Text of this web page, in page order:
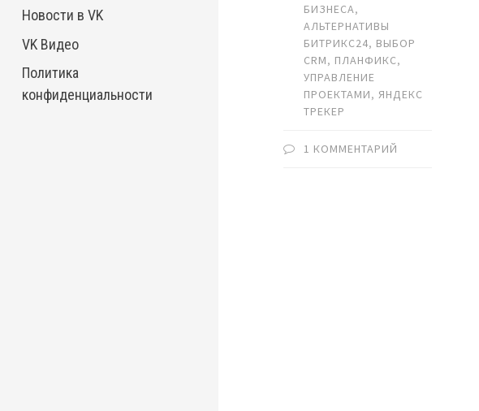
Новости в VK
VK Видео
Политика
конфиденциальности
БИЗНЕСА,
АЛЬТЕРНАТИВЫ
БИТРИКС24, ВЫБОР
CRM, ПЛАНФИКС,
УПРАВЛЕНИЕ
ПРОЕКТАМИ,ЯНДЕКС
ТРЕКЕР
1 КОММЕНТАРИЙ